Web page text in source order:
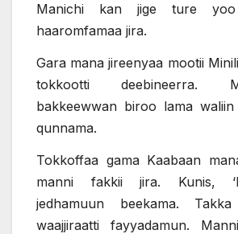
Manichi kan jige ture yoo
haaromfamaa jira.
Gara mana jireenyaa mootii
tokkootti deebineerra.
bakkeewwan biroo lama
qunnama.
Tokkoffaa gama Kaabaan
manni fakkii jira. Kunis,
jedhamuun beekama.
waajjiraatti fayyadamun.